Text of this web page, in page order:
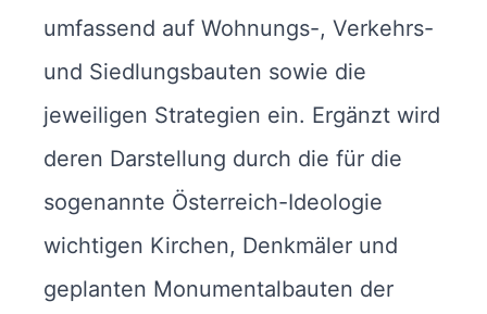
umfassend auf Wohnungs-, Verkehrs-
und Siedlungsbauten sowie die
jeweiligen Strategien ein. Ergänzt wird
deren Darstellung durch die für die
sogenannte Österreich-Ideologie
wichtigen Kirchen, Denkmäler und
geplanten Monumentalbauten der